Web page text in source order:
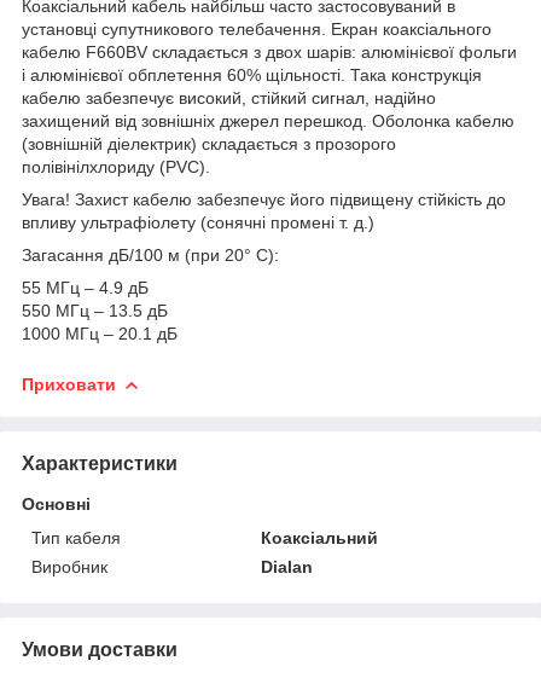
Коаксіальний кабель найбільш часто застосовуваний в
установці супутникового телебачення. Екран коаксіального
кабелю F660BV складається з двох шарів: алюмінієвої фольги
і алюмінієвої обплетення 60% щільності. Така конструкція
кабелю забезпечує високий, стійкий сигнал, надійно
захищений від зовнішніх джерел перешкод. Оболонка кабелю
(зовнішній діелектрик) складається з прозорого
полівінілхлориду (PVC).
Увага! Захист кабелю забезпечує його підвищену стійкість до
впливу ультрафіолету (сонячні промені т. д.)
Загасання дБ/100 м (при 20° С):
55 МГц – 4.9 дБ
550 МГц – 13.5 дБ
1000 МГц – 20.1 дБ
Приховати
Характеристики
Основні
Тип кабеля
Коаксіальний
Виробник
Dialan
Умови доставки